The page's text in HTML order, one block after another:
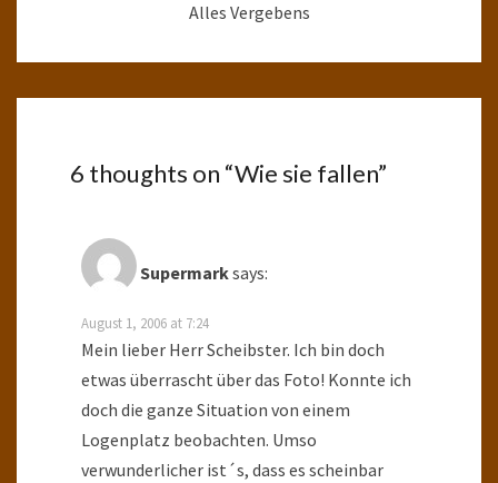
Alles Vergebens
6 thoughts on “Wie sie fallen”
Supermarksays:
August 1, 2006 at 7:24
Mein lieber Herr Scheibster. Ich bin doch
etwas überrascht über das Foto! Konnte ich
doch die ganze Situation von einem
Logenplatz beobachten. Umso
verwunderlicher ist´s, dass es scheinbar